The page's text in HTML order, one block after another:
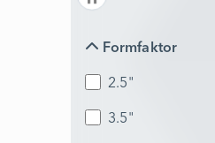
Formfaktor
Formfaktor
2.5"
3.5"